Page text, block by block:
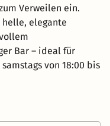
Verweilen ein.
helle, elegante
Bar – ideal für
von 18:00 bis